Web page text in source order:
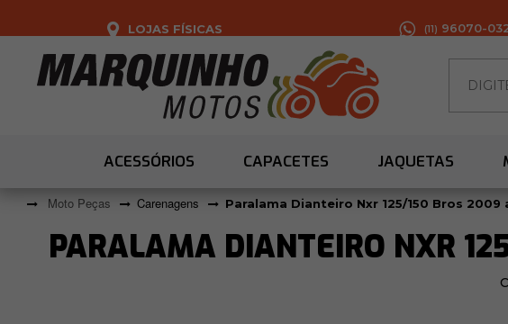
LOJAS FÍSICAS (11) 96070-
ACESSÓRIOS CAPACETES JAQUETAS
Moto Peças Carenagens Paralama Dianteiro Nxr 125/150 Bros
PARALAMA DIANTEIRO NXR